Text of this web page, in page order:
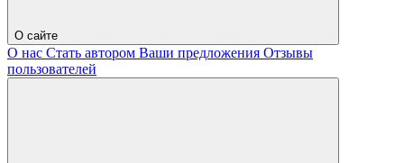
О сайте
О нас Стать автором Ваши предложения Отзывы
пользователей